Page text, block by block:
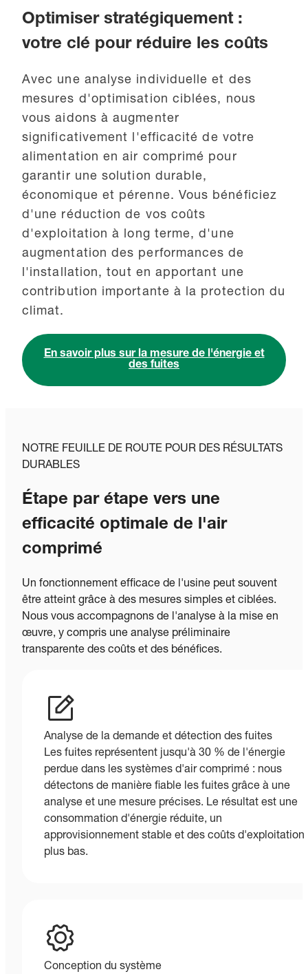
Optimiser stratégiquement :
votre clé pour réduire les coûts
Avec une analyse individuelle et des
mesures d'optimisation ciblées, nous
vous aidons à augmenter
significativement l'efficacité de votre
alimentation en air comprimé pour
garantir une solution durable,
économique et pérenne. Vous bénéficiez
d'une réduction de vos coûts
d'exploitation à long terme, d'une
augmentation des performances de
l'installation, tout en apportant une
contribution importante à la protection du
climat.
En savoir plus sur la mesure de l'énergie et
des fuites
NOTRE FEUILLE DE ROUTE POUR DES RÉSULTATS
DURABLES
Étape par étape vers une
efficacité optimale de l'air
comprimé
Un fonctionnement efficace de l'usine peut souvent
être atteint grâce à des mesures simples et ciblées.
Nous vous accompagnons de l'analyse à la mise en
œuvre, y compris une analyse préliminaire
transparente des coûts et des bénéfices.
Analyse de la demande et détection des fuites
Les fuites représentent jusqu'à 30 % de l'énergie
perdue dans les systèmes d'air comprimé : nous
détectons de manière fiable les fuites grâce à une
analyse et une mesure précises. Le résultat est une
consommation d'énergie réduite, un
approvisionnement stable et des coûts d'exploitation
plus bas.
Conception du système